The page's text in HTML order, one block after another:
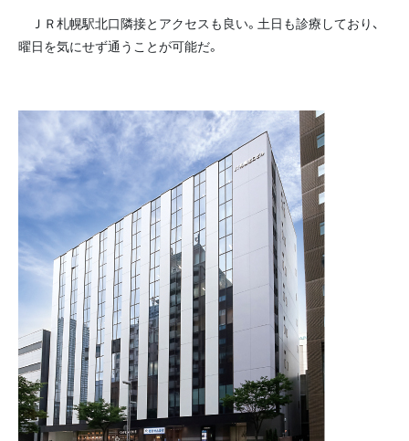
ＪＲ札幌駅北口隣接とアクセスも良い。土日も診療しており、
曜日を気にせず通うことが可能だ。